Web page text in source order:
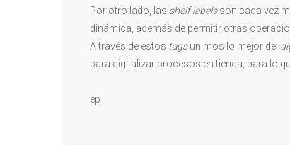
Por otro lado, las shelf labelsson cada vez
dinámica, además de permitir otras
A través de estos tagsunimos lo mejor del
para digitalizar procesos en tienda, para lo
ep